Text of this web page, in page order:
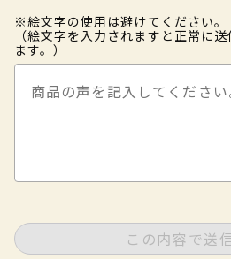
※絵文字の使用は避けてください。
（絵文字を入力されますと正常に
ます。）
この内容で送